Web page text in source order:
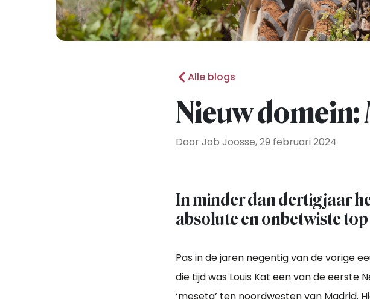
Alle blogs
Nieuw domein:
Door Job Joosse, 29 februari 2024
In minder dan dertig jaar
absolute en onbetwiste
Pas in de jaren negentig van de vorige
die tijd was Louis Kat een van de eerste